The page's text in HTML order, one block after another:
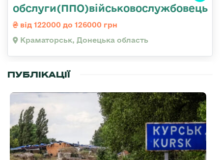
обслуги(ППО)військовослужбовець
від 122000 до 126000 грн
Краматорськ, Донецька область
ПУБЛІКАЦІЇ